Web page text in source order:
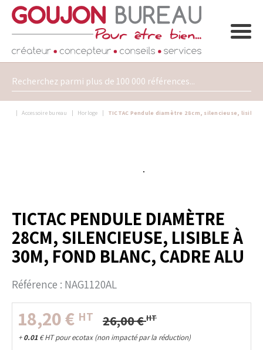
Accessoire bureau Horloge TICTAC Pendule diamètre 28cm, silencieuse, lisible
TICTAC PENDULE DIAMÈTRE
28CM, SILENCIEUSE, LISIBLE À
30M, FOND BLANC, CADRE ALU
Référence : NAG1120AL
26,00€ HT
18,20€ HT
+0.01 €HT pour ecotax (non impacté par la réduction)